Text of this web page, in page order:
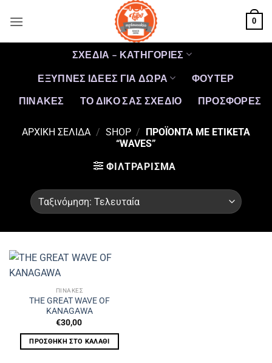
στο
0
ΣΧΕΔΙΑ – ΚΑΤΗΓΟΡΙΕΣ
ΕΞΥΠΝΕΣ ΙΔΕΕΣ ΓΙΑ ΔΩΡΑ
ΦΟΥΤΕΡ
ΠΙΝΑΚΕΣ
ΤΟ ΔΙΚΟ ΣΑΣ ΣΧΕΔΙΟ ΠΡΟΣΦΟΡΈΣ
ΑΡΧΙΚΉ ΣΕΛΊΔΑ / SHOP / ΠΡΟΪΌΝΤΑ ΜΕ ΕΤΙΚΈΤΑ
“WAVES”
ΦΙΛΤΡΆΡΙΣΜΑ
ΠΙΝΑΚΕΣ
THE GREAT WAVE OF
KANAGAWA
€30,00
ΠΡΟΣΘΉΚΗ ΣΤΟ ΚΑΛΆΘΙ